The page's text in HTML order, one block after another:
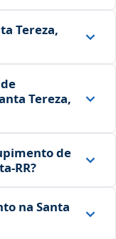
Tereza,
Tereza,
de
na Santa